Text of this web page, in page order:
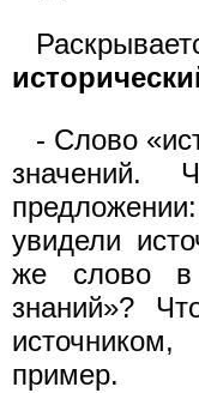
- Слово
значений.
увидели
же слово в
знаний»?
пример.